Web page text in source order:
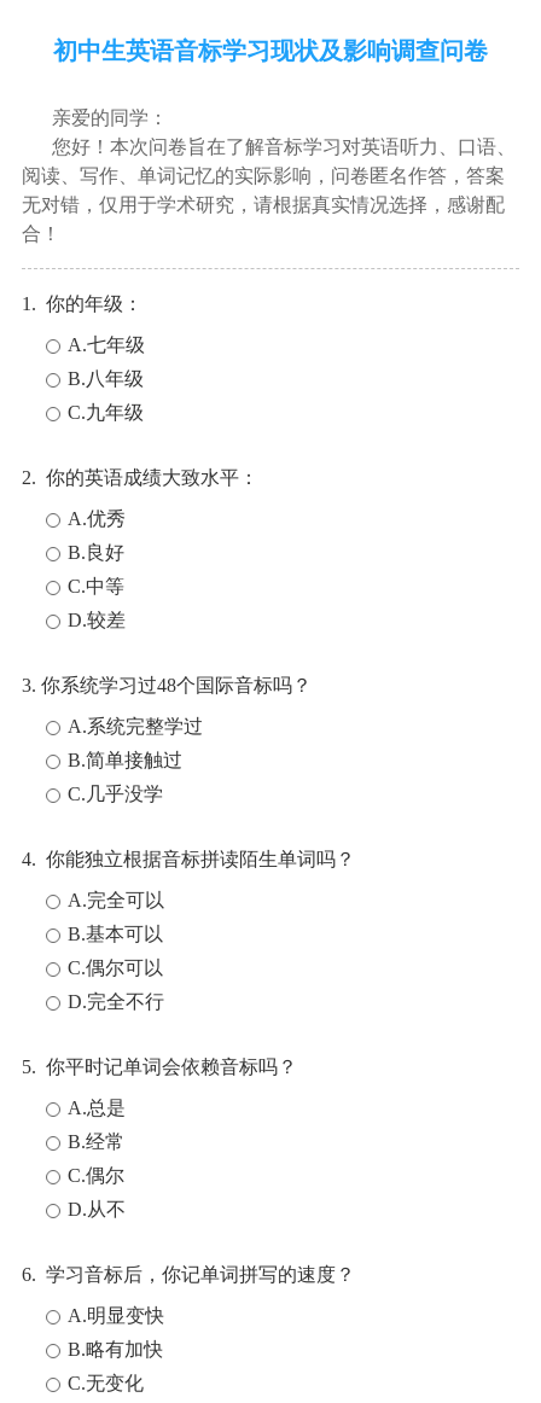
初中生英语音标学习现状及影响调查问卷
亲爱的同学：
您好！本次问卷旨在了解音标学习对英语听力、口语、
阅读、写作、单词记忆的实际影响，问卷匿名作答，答案
无对错，仅用于学术研究，请根据真实情况选择，感谢配
合！
1. 你的年级：
A.七年级
B.八年级
C.九年级
2. 你的英语成绩大致水平：
A.优秀
B.良好
C.中等
D.较差
3. 你系统学习过48个国际音标吗？
A.系统完整学过
B.简单接触过
C.几乎没学
4. 你能独立根据音标拼读陌生单词吗？
A.完全可以
B.基本可以
C.偶尔可以
D.完全不行
5. 你平时记单词会依赖音标吗？
A.总是
B.经常
C.偶尔
D.从不
6. 学习音标后，你记单词拼写的速度？
A.明显变快
B.略有加快
C.无变化